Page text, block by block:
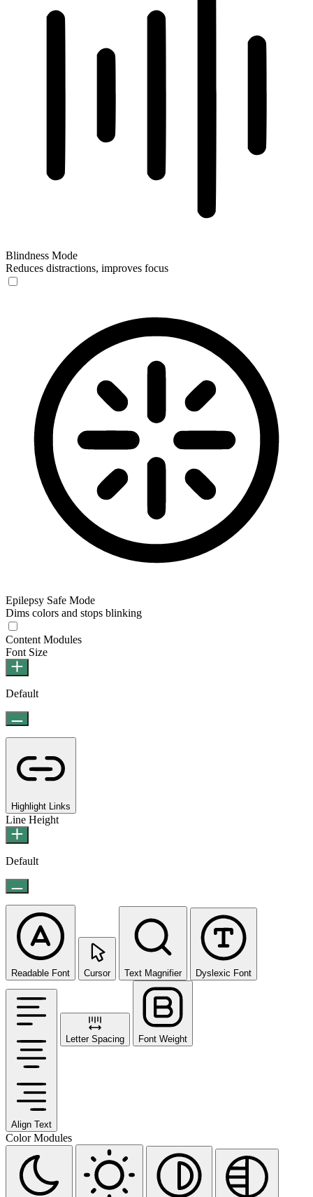
Blindness Mode
Reduces distractions, improves focus
Epilepsy Safe Mode
Dims colors and stops blinking
Content Modules
Font Size
Default
Highlight Links
Line Height
Default
Readable Font Cursor Text Magnifier Dyslexic Font
Align Text
Letter Spacing Font Weight
Color Modules